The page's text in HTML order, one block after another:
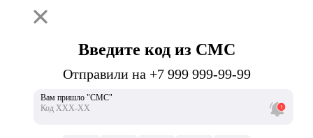
Введите код из СМС
Отправили на +7 999 999-99-99
Вам пришло "СМС"
Код ХХХ-ХХ